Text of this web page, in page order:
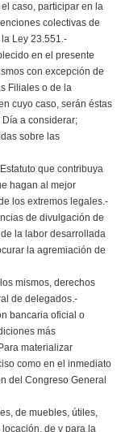
caso, participar en la
colectivas de
Ley 23.551.-
en el presente
con excepción de
Filiales o de la
cuyo caso, serán éstas
a considerar;
sobre las
que contribuya
hagan al mejor
los extremos legales.-
de divulgación de
la labor desarrollada
la agremiación de
mismos, derechos
de delegados.-
bancaria oficial o
más
materializar
como en el inmediato
del Congreso General
de muebles, útiles,
de y para la